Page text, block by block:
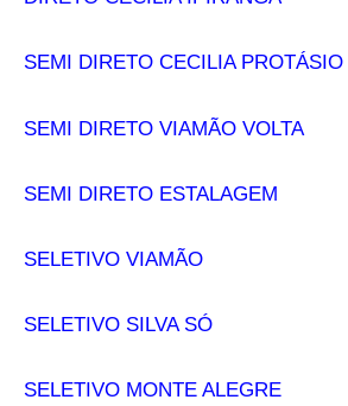
SEMI DIRETO CECILIA PROTÁSIO
SEMI DIRETO VIAMÃO VOLTA
SEMI DIRETO ESTALAGEM
SELETIVO VIAMÃO
SELETIVO SILVA SÓ
SELETIVO MONTE ALEGRE